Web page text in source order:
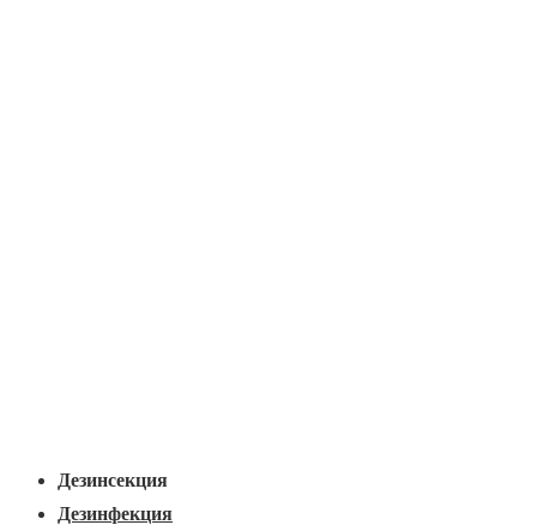
навигацияДезинсекция
Дезинфекция